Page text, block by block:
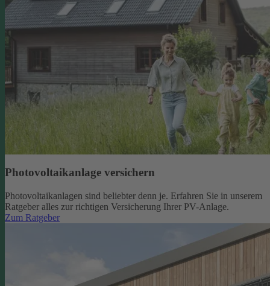
Photovoltaikanlage versichern
Photovoltaikanlagen sind beliebter denn je. Erfahren Sie in unserem
Ratgeber alles zur richtigen Versicherung Ihrer PV-Anlage.
Zum Ratgeber